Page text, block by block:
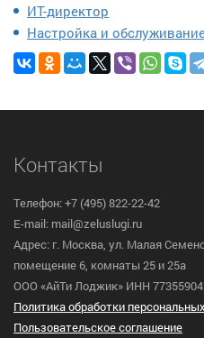
ИТ-директор
Настройка и
Контакты
Телефон: +7 (495) 822-22-42
E-mail: mail@zeluslugi.ru
Адрес: г. Москва, ул. Малая
помещение 6, комнаты 25 и 25а
ООО «АйТи Лоджик» ИНН
Политика обработки
Пользовательское cоглашение